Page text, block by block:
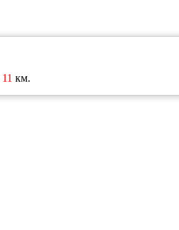
11 км.